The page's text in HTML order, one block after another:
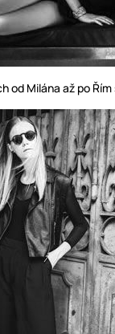
od Milána až po